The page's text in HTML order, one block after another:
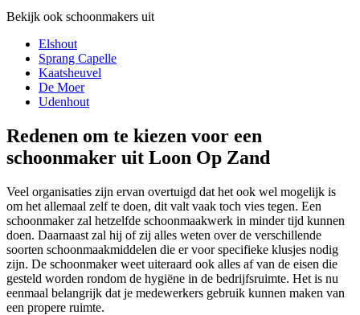
Bekijk ook schoonmakers uit
Elshout
Sprang Capelle
Kaatsheuvel
De Moer
Udenhout
Redenen om te kiezen voor een
schoonmaker uit Loon Op Zand
Veel organisaties zijn ervan overtuigd dat het ook wel mogelijk is
om het allemaal zelf te doen, dit valt vaak toch vies tegen. Een
schoonmaker zal hetzelfde schoonmaakwerk in minder tijd kunnen
doen. Daarnaast zal hij of zij alles weten over de verschillende
soorten schoonmaakmiddelen die er voor specifieke klusjes nodig
zijn. De schoonmaker weet uiteraard ook alles af van de eisen die
gesteld worden rondom de hygiëne in de bedrijfsruimte. Het is nu
eenmaal belangrijk dat je medewerkers gebruik kunnen maken van
een propere ruimte.